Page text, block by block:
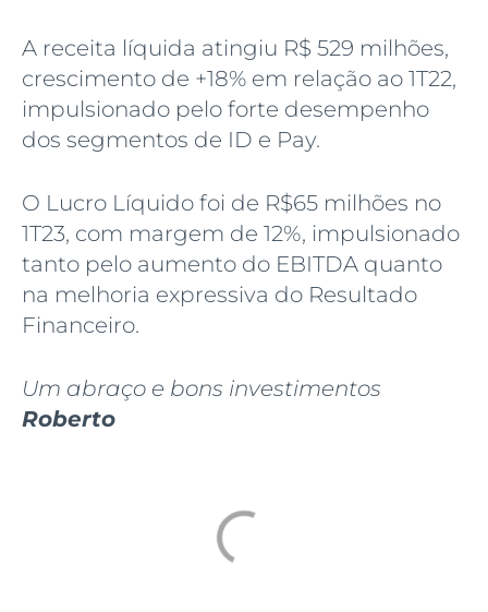
A receita líquida atingiu R$ 529 milhões,
crescimento de +18% em relação ao 1T22,
impulsionado pelo forte desempenho
dos segmentos de ID e Pay.
O Lucro Líquido foi de R$65 milhões no
1T23, com margem de 12%, impulsionado
tanto pelo aumento do EBITDA quanto
na melhoria expressiva do Resultado
Financeiro.
Um abraço e bons investimentos
Roberto